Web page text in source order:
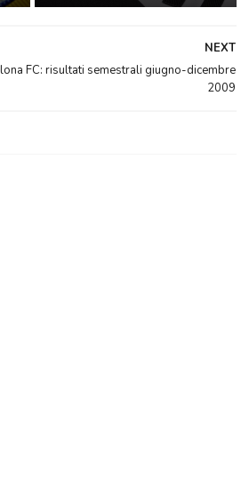
NEXT
FC: risultati semestrali giugno-dicembre
2009